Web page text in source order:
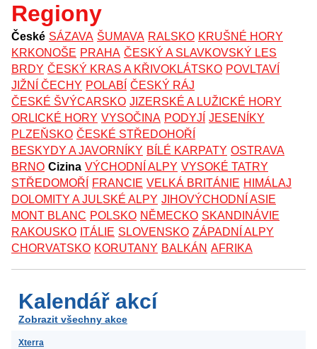
Regiony
České SÁZAVA ŠUMAVA RALSKO KRUŠNÉ HORY
KRKONOŠE PRAHA ČESKÝ A SLAVKOVSKÝ LES
BRDY ČESKÝ KRAS A KŘIVOKLÁTSKO POVLTAVÍ
JIŽNÍ ČECHY POLABÍ ČESKÝ RÁJ
ČESKÉ ŠVÝCARSKO JIZERSKÉ A LUŽICKÉ HORY
ORLICKÉ HORY VYSOČINA PODYJÍ JESENÍKY
PLZEŇSKO ČESKÉ STŘEDOHOŘÍ
BESKYDY A JAVORNÍKY BÍLÉ KARPATY OSTRAVA
BRNO Cizina VÝCHODNÍ ALPY VYSOKÉ TATRY
STŘEDOMOŘÍ
FRANCIE VELKÁ BRITÁNIE HIMÁLAJ
DOLOMITY A JULSKÉ ALPY JIHOVÝCHODNÍ ASIE
MONT BLANC POLSKO NĚMECKO SKANDINÁVIE
RAKOUSKO ITÁLIE SLOVENSKO ZÁPADNÍ ALPY
CHORVATSKO KORUTANY BALKÁN AFRIKA
Kalendář akcí
Zobrazit všechny akce
Xterra